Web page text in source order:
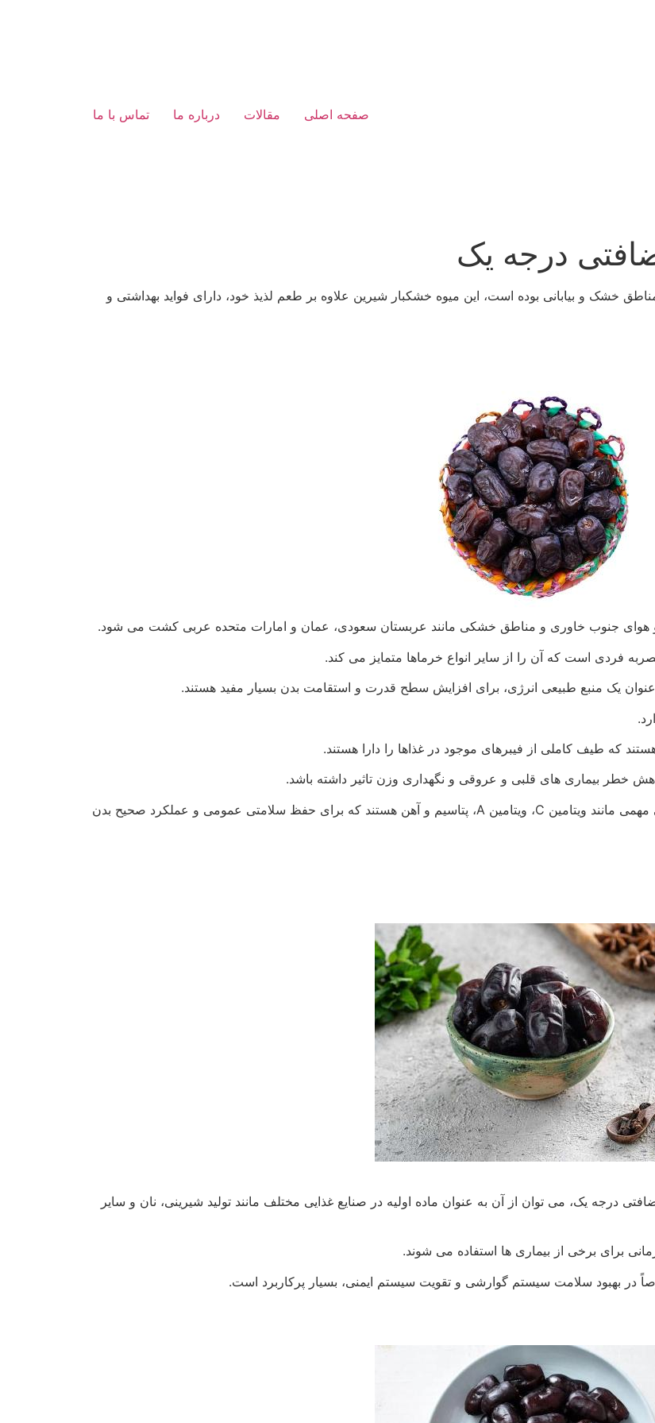
صفحه اصلی مقالات درباره ما تماس با ما
درجه یک
خشک و بیابانی بوده است، این میوه خشکبار شیرین علاوه بر طعم لذیذ خود، دارای فواید بهداشتی و
جنوب خاوری و مناطق خشکی مانند عربستان سعودی، عمان و امارات متحده عربی کشت می شود.
فردی است که آن را از سایر انواع خرماها متمایز می کند.
یک منبع طبیعی انرژی، برای افزایش سطح قدرت و استقامت بدن بسیار مفید هستند.
که طیف کاملی از فیبرهای موجود در غذاها را دارا هستند.
خطر بیماری های قلبی و عروقی و نگهداری وزن تاثیر داشته باشد.
ویتامین ها و مواد معدنی: خرماها حاوی ویتامین ها و مواد معدنی مهمی مانند ویتامین C، ویتامین A، پتاسیم و آهن هستند که برای حفظ سلامتی عمومی و عملکرد صحیح بدن
درجه یک، می توان از آن به عنوان ماده اولیه در صنایع غذایی مختلف مانند تولید شیرینی، نان و سایر
برای برخی از بیماری ها استفاده می شوند.
بهبود سلامت سیستم گوارشی و تقویت سیستم ایمنی، بسیار پرکاربرد است.